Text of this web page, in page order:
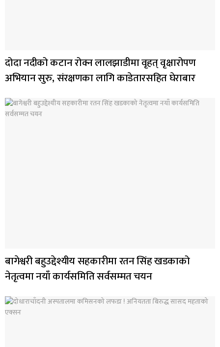
दोदा नदीको कटान रोक्न लालझाडीमा वृहत् वृक्षारोपण
अभियान सुरु, संरक्षणका लागि काडेतारसहित घेराबार
बागेश्वरी बहुउद्देश्यीय सहकारीमा रतन सिंह खडकाको
नेतृत्वमा नयाँ कार्यसमिति सर्वसम्मत चयन